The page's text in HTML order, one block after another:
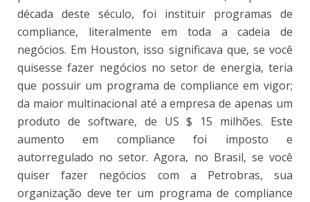
década deste século, foi instituir programas de
compliance, literalmente em toda a cadeia de
negócios. Em Houston, isso significava que, se você
quisesse fazer negócios no setor de energia, teria
que possuir um programa de compliance em vigor;
da maior multinacional até a empresa de apenas um
produto de software, de US $ 15 milhões. Este
aumento em compliance foi imposto e
autorregulado no setor. Agora, no Brasil, se você
quiser fazer negócios com a Petrobras, sua
organização deve ter um programa de compliance